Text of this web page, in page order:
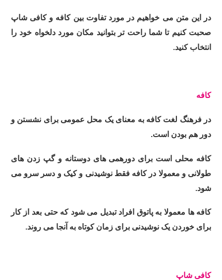
در این متن می خواهیم در مورد تفاوت بین کافه و کافی شاپ
صحبت کنیم تا شما راحت تر بتوانید مکان مورد دلخواه خود را
انتخاب کنید.
کافه
در فرهنگ لغت کافه به معنای یک محل عمومی برای نشستن و
دور هم بودن است.
کافه محلی است برای دورهمی های دوستانه و گپ زدن های
طولانی و معمولا در کافه فقط نوشیدنی و کیک و دسر سرو می
شود.
کافه ها معمولا به پاتوق افراد تبدیل می شود که حتی بعد از کار
برای خوردن یک نوشیدنی برای زمان کوتاه به آنجا می روند.
کافی شاپ